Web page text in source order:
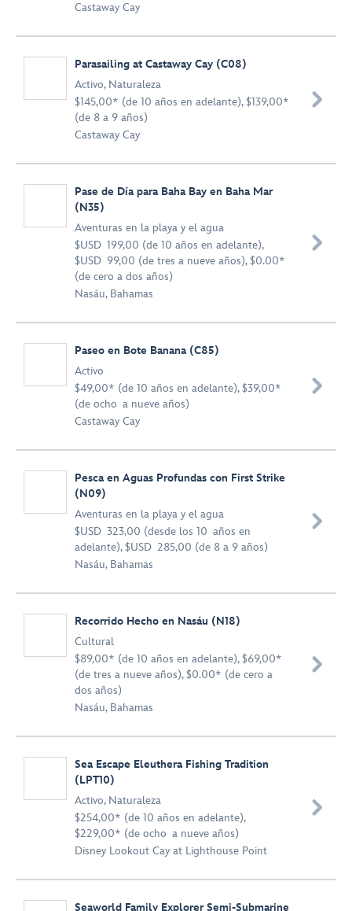
Castaway Cay
Parasailing at Castaway Cay (C08)
Activo, Naturaleza
$145,00* (de 10 años en adelante), $139,00*
(de 8 a 9 años)
Castaway Cay

Pase de Día para Baha Bay en Baha Mar
(N35)
Aventuras en la playa y el agua
$USD 199,00 (de 10 años en adelante),
$USD 99,00 (de tres a nueve años), $0.00*
(de cero a dos años)
Nasáu, Bahamas

Paseo en Bote Banana (C85)
Activo
$49,00* (de 10 años en adelante), $39,00*
(de ocho a nueve años)
Castaway Cay

Pesca en Aguas Profundas con First Strike
(N09)
Aventuras en la playa y el agua
$USD 323,00 (desde los 10 años en
adelante), $USD 285,00 (de 8 a 9 años)
Nasáu, Bahamas

Recorrido Hecho en Nasáu (N18)
Cultural
$89,00* (de 10 años en adelante), $69,00*
(de tres a nueve años), $0.00* (de cero a
dos años)
Nasáu, Bahamas

Sea Escape Eleuthera Fishing Tradition
(LPT10)
Activo, Naturaleza
$254,00* (de 10 años en adelante),
$229,00* (de ocho a nueve años)
Disney Lookout Cay at Lighthouse Point

Seaworld Family Explorer Semi-Submarine